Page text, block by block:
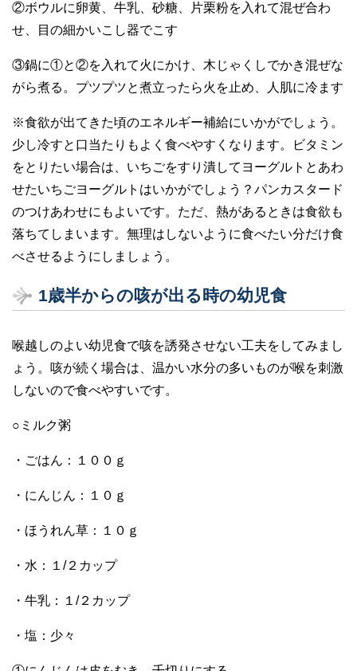
②ボウルに卵黄、牛乳、砂糖、片栗粉を入れて混ぜ合わ
せ、目の細かいこし器でこす
③鍋に①と②を入れて火にかけ、木じゃくしでかき混ぜな
がら煮る。プツプツと煮立ったら火を止め、人肌に冷ます
※食欲が出てきた頃のエネルギー補給にいかがでしょう。
少し冷すと口当たりもよく食べやすくなります。ビタミン
をとりたい場合は、いちごをすり潰してヨーグルトとあわ
せたいちごヨーグルトはいかがでしょう？パンカスタード
のつけあわせにもよいです。ただ、熱があるときは食欲も
落ちてしまいます。無理はしないように食べたい分だけ食
べさせるようにしましょう。
1歳半からの咳が出る時の幼児食
喉越しのよい幼児食で咳を誘発させない工夫をしてみまし
ょう。咳が続く場合は、温かい水分の多いものが喉を刺激
しないので食べやすいです。
○ミルク粥
・ごはん：１００ｇ
・にんじん：１０ｇ
・ほうれん草：１０ｇ
・水：１/２カップ
・牛乳：１/２カップ
・塩：少々